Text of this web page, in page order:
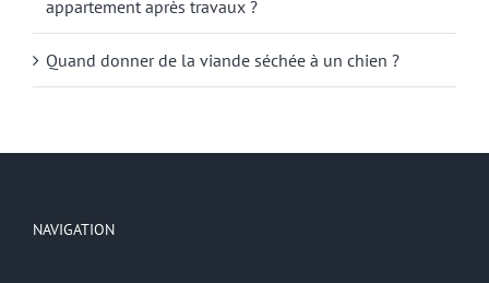
appartement après travaux ?
Quand donner de la viande séchée à un chien ?
NAVIGATION